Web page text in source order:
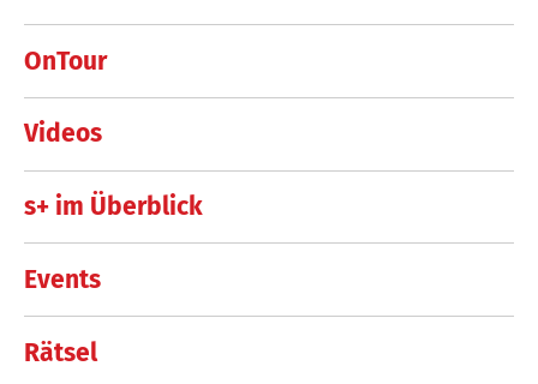
OnTour
Videos
s+ im Überblick
Events
Rätsel